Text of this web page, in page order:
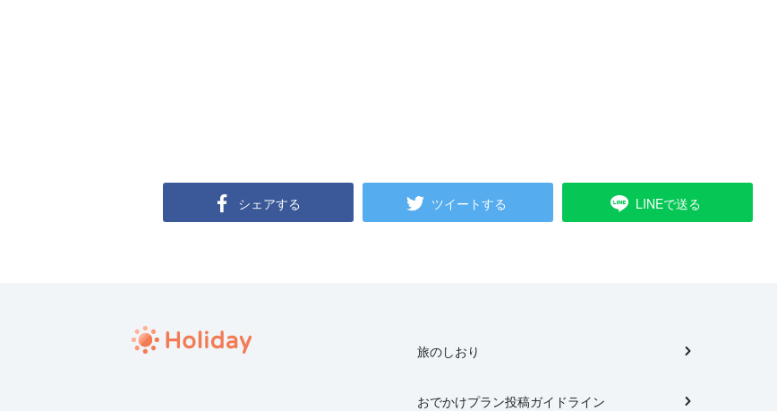
シェアする ツイートする LINEで送る
旅のしおり
おでかけプラン投稿ガイドライン